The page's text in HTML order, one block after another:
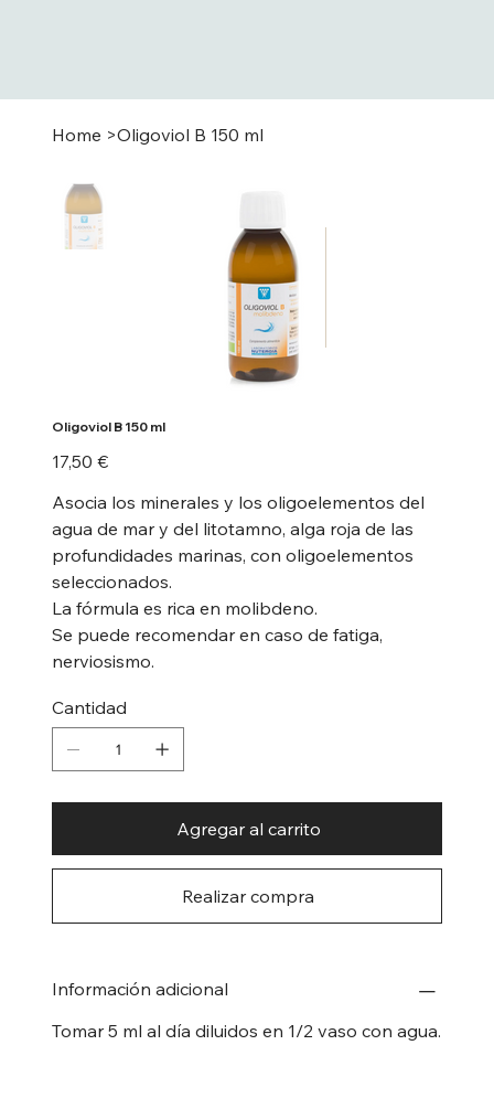
Home >Oligoviol B 150 ml
Oligoviol B 150 ml
Precio
17,50 €
Asocia los minerales y los oligoelementos del
agua de mar y del litotamno, alga roja de las
profundidades marinas, con oligoelementos
seleccionados.
La fórmula es rica en molibdeno.
Se puede recomendar en caso de fatiga,
nerviosismo.
Cantidad
Agregar al carrito
Realizar compra
Información adicional
Tomar 5 ml al día diluidos en 1/2 vaso con agua.